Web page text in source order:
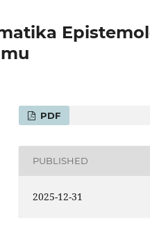
PDF
PUBLISHED
2025-12-31